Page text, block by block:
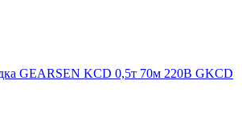
GEARSEN KCD 0,5т 70м 220В GKCD